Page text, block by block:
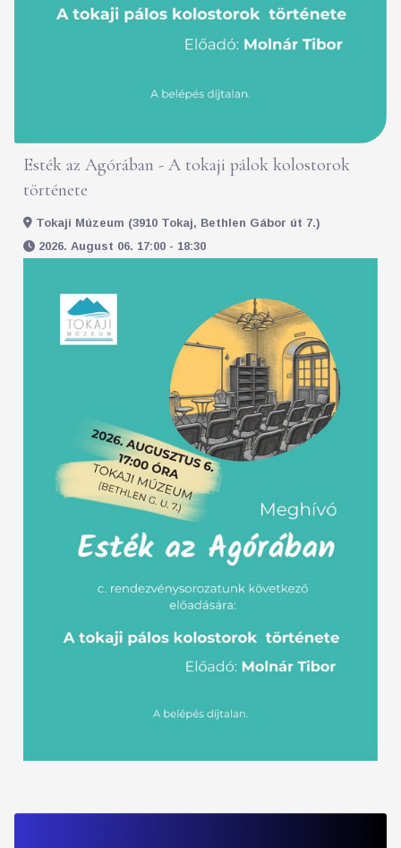
Esték az Agórában - A tokaji pálok kolostorok
története
Tokaji Múzeum (3910 Tokaj, Bethlen Gábor út 7.)
2026. August 06. 17:00 - 18:30